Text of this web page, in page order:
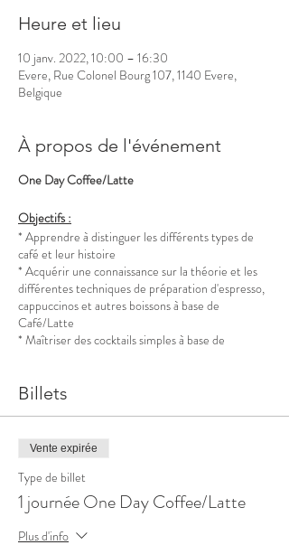
Heure et lieu
10 janv. 2022, 10:00 – 16:30
Evere, Rue Colonel Bourg 107, 1140 Evere,
Belgique
À propos de l'événement
One Day Coffee/Latte
Objectifs :
* Apprendre à distinguer les différents types de
café et leur histoire
* Acquérir une connaissance sur la théorie et les
différentes techniques de préparation d'espresso,
cappuccinos et autres boissons à base de
Café/Latte
* Maîtriser des cocktails simples à base de
Modalités :
* Formateur :
* Quand : - Lundi 10 janvier 2022 - de 10h à
- Lundi 14 février 2022 - de 10h à 16h30
* Qui : pas de diplôme requis
* Tarif : 150€ / personne en 1 seul versement au
Billets
Vente expirée
Type de billet
1 journée One Day Coffee/Latte
Plus d'info